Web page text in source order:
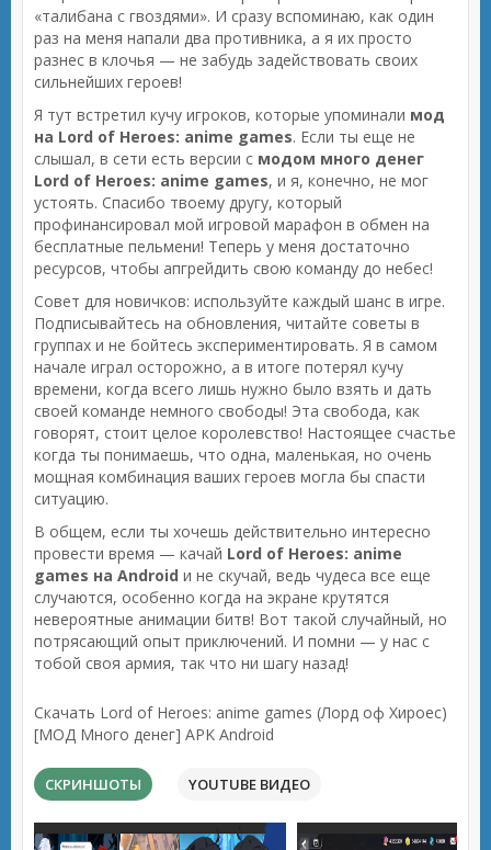
«талибана с гвоздями». И сразу вспоминаю, как один
раз на меня напали два противника, а я их просто
разнес в клочья — не забудь задействовать своих
сильнейших героев!
Я тут встретил кучу игроков, которые упоминали мод
на Lord of Heroes: anime games. Если ты еще не
слышал, в сети есть версии с модом много денег
Lord of Heroes: anime games, и я, конечно, не мог
устоять. Спасибо твоему другу, который
профинансировал мой игровой марафон в обмен на
бесплатные пельмени! Теперь у меня достаточно
ресурсов, чтобы апгрейдить свою команду до небес!
Совет для новичков: используйте каждый шанс в игре.
Подписывайтесь на обновления, читайте советы в
группах и не бойтесь экспериментировать. Я в самом
начале играл осторожно, а в итоге потерял кучу
времени, когда всего лишь нужно было взять и дать
своей команде немного свободы! Эта свобода, как
говорят, стоит целое королевство! Настоящее счастье
когда ты понимаешь, что одна, маленькая, но очень
мощная комбинация ваших героев могла бы спасти
ситуацию.
В общем, если ты хочешь действительно интересно
провести время — качай Lord of Heroes: anime
games на Android и не скучай, ведь чудеса все еще
случаются, особенно когда на экране крутятся
невероятные анимации битв! Вот такой случайный, но
потрясающий опыт приключений. И помни — у нас с
тобой своя армия, так что ни шагу назад!
Скачать Lord of Heroes: anime games (Лорд оф Хироес)
[МОД Много денег] APK Android
СКРИНШОТЫ YOUTUBE ВИДЕО